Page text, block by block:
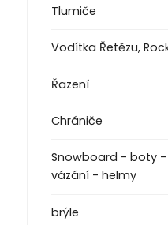
Tlumiče
Vodítka Řetězu,
Řazení
Chrániče
Snowboard - boty -
vázání - helmy
brýle